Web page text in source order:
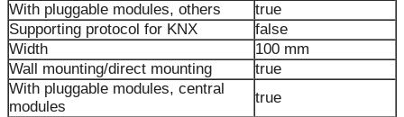
With pluggable modules, others
true
Supporting protocol for KNX
false
Width
100 mm
Wall mounting/direct mounting
true
With pluggable modules, central
modules
true